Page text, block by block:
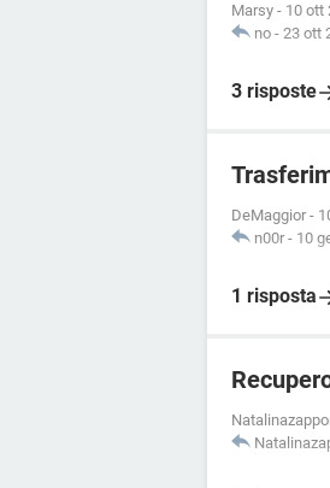
Marsy - 10 ott
no - 23 ott
3 risposte
DeMaggior -
n00r - 10
1 risposta